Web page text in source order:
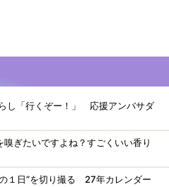
「行くぞー！」 応援アンバサダ
ぎたいですよね？すごくいい香り
１日”を切り撮る 27年カレンダー